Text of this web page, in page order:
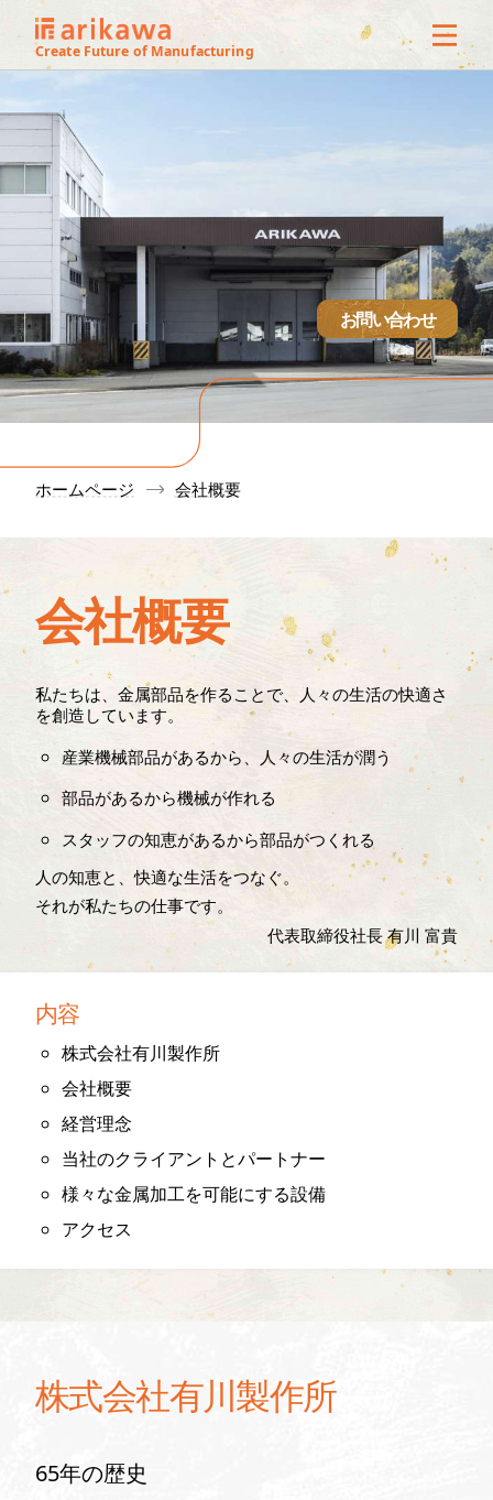
Create Future of Manufacturing 3Dオフ
ス
サービ
製作実
技術紹
設備
わせ
お問い合わせ
ホームページ 会社概要
会社概要
私たちは、金属部品を作ることで、人々の生活の快適さ
を創造しています。
産業機械部品があるから、人々の生活が潤う
部品があるから機械が作れる
スタッフの知恵があるから部品がつくれる
人の知恵と、快適な生活をつなぐ。
それが私たちの仕事です。
代表取締役社長 有川 富貴
内容
株式会社有川製作所
会社概要
経営理念
当社のクライアントとパートナー
様々な金属加工を可能にする設備
アクセス
株式会社有川製作所
65年の歴史